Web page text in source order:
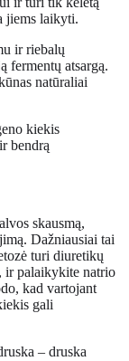
jiems laikyti.
ir riebalų
fermentų atsargą.
natūraliai
kiekis
bendrą
skausmą,
Dažniausiai tai
turi diuretikų
ir palaikykite natrio
kad vartojant
gali
– druska